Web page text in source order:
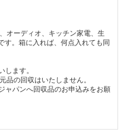
オーディオ、キッチン家電、生
す。箱に入れば、何点入れても同
ます。
の回収はいたしません。
ャパンへ回収品のお申込みをお願